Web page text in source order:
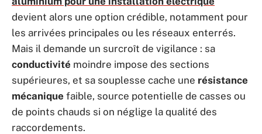
devient alors une option crédible, notamment pour
les arrivées principales ou les réseaux enterrés.
Mais il demande un surcroît de vigilance : sa
conductivité moindre impose des sections
supérieures, et sa souplesse cache une résistance
mécanique faible, source potentielle de casses ou
de points chauds si on néglige la qualité des
raccordements.